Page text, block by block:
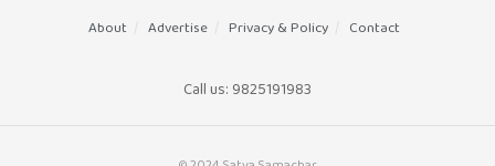
About Advertise Privacy & Policy Contact
Call us: 9825191983